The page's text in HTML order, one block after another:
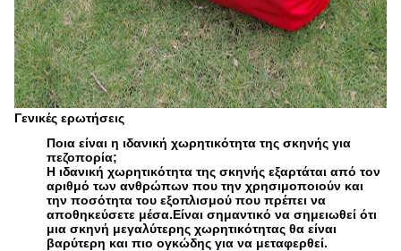
Γενικές ερωτήσεις
Ποια είναι η ιδανική χωρητικότητα της σκηνής για
πεζοπορία;
Η ιδανική χωρητικότητα της σκηνής εξαρτάται από τον
αριθμό των ανθρώπων που την χρησιμοποιούν και
την ποσότητα του εξοπλισμού που πρέπει να
αποθηκεύσετε μέσα.Είναι σημαντικό να σημειωθεί ότι
μια σκηνή μεγαλύτερης χωρητικότητας θα είναι
βαρύτερη και πιο ογκώδης για να μεταφερθεί.